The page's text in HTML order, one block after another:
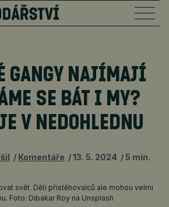
GANGY NAJÍMAJÍ
SE BÁT I MY?
V NEDOHLEDNU
Komentáře 13. 5. 2024 5 min.
svět. Děti přistěhovalců ale mohou velmi
Foto: Dibakar Roy na Unsplash